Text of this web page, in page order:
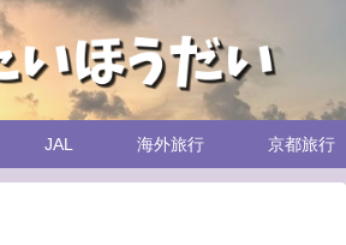
JAL 海外旅行 京都旅行